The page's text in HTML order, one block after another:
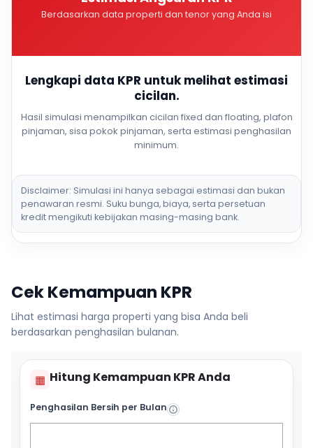
Berdasarkan data properti dan tenor yang Anda isi
Lengkapi data KPR untuk melihat estimasi
cicilan.
Hasil simulasi menampilkan cicilan fixed dan floating, plafon
pinjaman, sisa pokok pinjaman, serta estimasi penghasilan
minimum.
Disclaimer: Simulasi ini hanya sebagai estimasi dan bukan
penawaran resmi. Suku bunga, biaya, serta persetuan
kredit mengikuti kebijakan masing-masing bank.
Cek Kemampuan KPR
Lihat estimasi harga properti yang bisa Anda beli
berdasarkan penghasilan bulanan.
▦ Hitung Kemampuan KPR Anda
Penghasilan Bersih per Bulan